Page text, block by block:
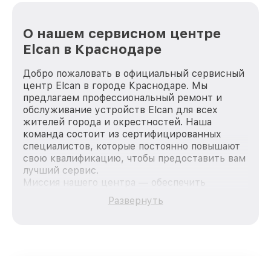
О нашем сервисном центре
Elcan в Краснодаре
Добро пожаловать в официальный сервисный
центр Elcan в городе Краснодаре. Мы
предлагаем профессиональный ремонт и
обслуживание устройств Elcan для всех
жителей города и окрестностей. Наша
команда состоит из сертифицированных
специалистов, которые постоянно повышают
свою квалификацию, чтобы предоставить вам
лучший сервис.
Миссия нашего центра — обеспечить
качественный и доступный ремонт для
каждого пользователя продукции Elcan, вне
Развернуть